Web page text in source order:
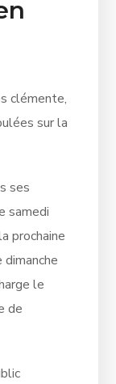
clémente,
sur la
ses
samedi
prochaine
le
de